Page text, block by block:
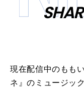
現在配信中のもも
ネ』のミュージッ